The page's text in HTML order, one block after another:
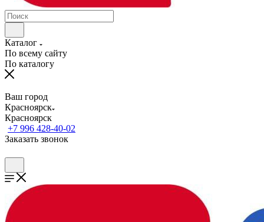
Каталог
По всему сайту
По каталогу
Ваш город
Красноярск
Красноярск
+7 996 428-40-02
Заказать звонок